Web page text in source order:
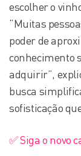
escolher o
“Muitas
poder de
conhecimento
adquirir”,
busca
sofisticação
✅ Siga o novo